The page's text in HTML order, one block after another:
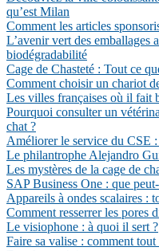
qu’est Milan
Comment les articles
L’avenir vert des emballages
biodégradabilité
Cage de Chasteté : Tout ce
Comment choisir un chariot
Les villes françaises où il fait
Pourquoi consulter un
chat ?
Améliorer le service du CSE
Le philantrophe Alejandro
Les mystères de la cage de
SAP Business One : que
Appareils à ondes scalaires :
Comment resserrer les pores
Le visiophone : à quoi il sert ?
Faire sa valise : comment tout